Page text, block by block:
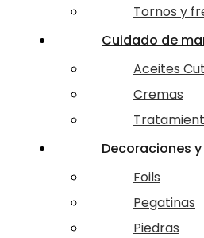
Tornos y
Cuidado de
Aceites
Cremas
Decoraciones
Foils
Pegatinas
Piedras